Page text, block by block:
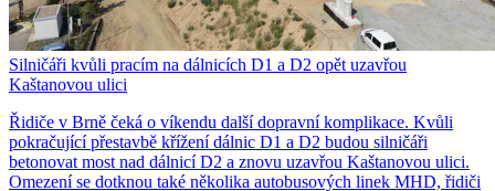
Silničáři kvůli pracím na dálnicích D1 a D2 opět uzavřou
Kaštanovou ulici
Řidiče v Brně čeká o víkendu další dopravní komplikace. Kvůli
pokračující přestavbě křížení dálnic D1 a D2 budou silničáři
betonovat most nad dálnicí D2 a znovu uzavřou Kaštanovou ulici.
Omezení se dotknou také několika autobusových linek MHD, řidiči